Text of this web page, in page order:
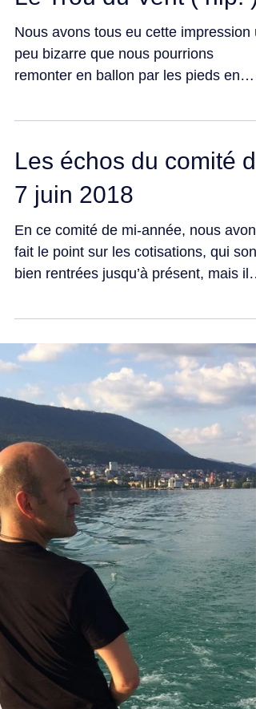
Le Trou du Vent ( hip! )
Nous avons tous eu cette impression
peu bizarre que nous pourrions
utilisant une étanche. Cette...
Les échos du comité du
7 juin 2018
En ce comité de mi-année, nous avons
fait le point sur les cotisations, qui sont
reste quelques...